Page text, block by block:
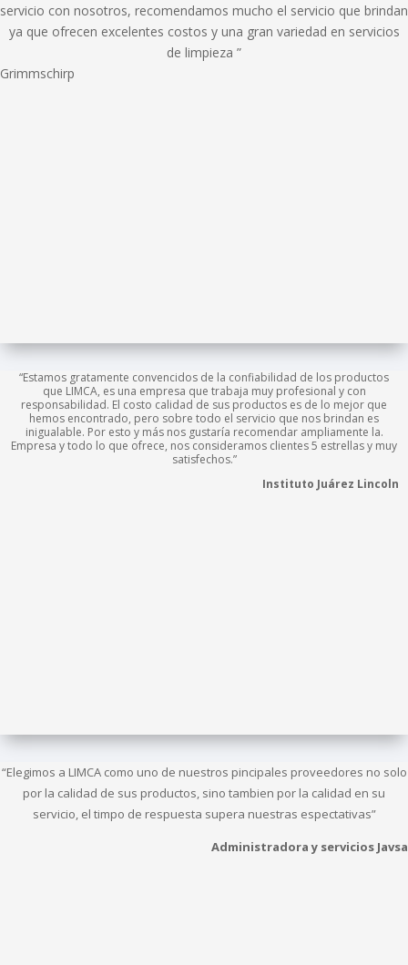
servicio con nosotros, recomendamos mucho el servicio que brindan
ya que ofrecen excelentes costos y una gran variedad en servicios
de limpieza ”
Grimmschirp
“Estamos gratamente convencidos de la confiabilidad de los productos
que LIMCA, es una empresa que trabaja muy profesional y con
responsabilidad. El costo calidad de sus productos es de lo mejor que
hemos encontrado, pero sobre todo el servicio que nos brindan es
inigualable. Por esto y más nos gustaría recomendar ampliamente la.
Empresa y todo lo que ofrece, nos consideramos clientes 5 estrellas y muy
satisfechos.”
Instituto Juárez Lincoln
“Elegimos a LIMCA como uno de nuestros pincipales proveedores no solo
por la calidad de sus productos, sino tambien por la calidad en su
servicio, el timpo de respuesta supera nuestras espectativas”
Administradora y servicios Javsa